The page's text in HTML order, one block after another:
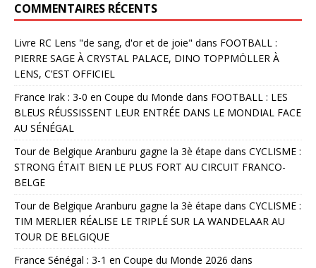
COMMENTAIRES RÉCENTS
Livre RC Lens "de sang, d'or et de joie" dans FOOTBALL :
PIERRE SAGE À CRYSTAL PALACE, DINO TOPPMÖLLER À
LENS, C’EST OFFICIEL
France Irak : 3-0 en Coupe du Monde dans FOOTBALL : LES
BLEUS RÉUSSISSENT LEUR ENTRÉE DANS LE MONDIAL FACE
AU SÉNÉGAL
Tour de Belgique Aranburu gagne la 3è étape dans CYCLISME :
STRONG ÉTAIT BIEN LE PLUS FORT AU CIRCUIT FRANCO-
BELGE
Tour de Belgique Aranburu gagne la 3è étape dans CYCLISME :
TIM MERLIER RÉALISE LE TRIPLÉ SUR LA WANDELAAR AU
TOUR DE BELGIQUE
France Sénégal : 3-1 en Coupe du Monde 2026 dans